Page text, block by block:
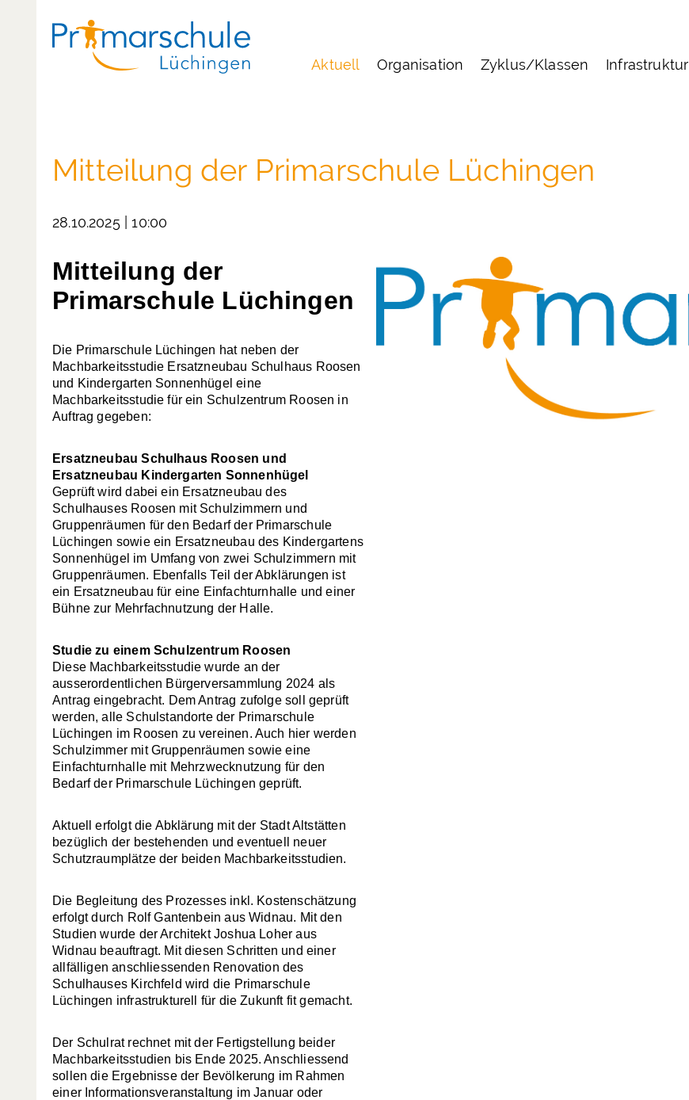
Aktuell Organisation Zyklus/Klassen Infrastruktur
Mitteilung der Primarschule Lüchingen
28.10.2025 | 10:00
Mitteilung der
Primarschule Lüchingen
Die Primarschule Lüchingen hat neben der
Machbarkeitsstudie Ersatzneubau Schulhaus Roosen
und Kindergarten Sonnenhügel eine
Machbarkeitsstudie für ein Schulzentrum Roosen in
Auftrag gegeben:
Ersatzneubau Schulhaus Roosen und
Ersatzneubau Kindergarten Sonnenhügel
Geprüft wird dabei ein Ersatzneubau des
Schulhauses Roosen mit Schulzimmern und
Gruppenräumen für den Bedarf der Primarschule
Lüchingen sowie ein Ersatzneubau des Kindergartens
Sonnenhügel im Umfang von zwei Schulzimmern mit
Gruppenräumen. Ebenfalls Teil der Abklärungen ist
ein Ersatzneubau für eine Einfachturnhalle und einer
Bühne zur Mehrfachnutzung der Halle.
Studie zu einem Schulzentrum Roosen
Diese Machbarkeitsstudie wurde an der
ausserordentlichen Bürgerversammlung 2024 als
Antrag eingebracht. Dem Antrag zufolge soll geprüft
werden, alle Schulstandorte der Primarschule
Lüchingen im Roosen zu vereinen. Auch hier werden
Schulzimmer mit Gruppenräumen sowie eine
Einfachturnhalle mit Mehrzwecknutzung für den
Bedarf der Primarschule Lüchingen geprüft.
Aktuell erfolgt die Abklärung mit der Stadt Altstätten
bezüglich der bestehenden und eventuell neuer
Schutzraumplätze der beiden Machbarkeitsstudien.
Die Begleitung des Prozesses inkl. Kostenschätzung
erfolgt durch Rolf Gantenbein aus Widnau. Mit den
Studien wurde der Architekt Joshua Loher aus
Widnau beauftragt. Mit diesen Schritten und einer
allfälligen anschliessenden Renovation des
Schulhauses Kirchfeld wird die Primarschule
Lüchingen infrastrukturell für die Zukunft fit gemacht.
Der Schulrat rechnet mit der Fertigstellung beider
Machbarkeitsstudien bis Ende 2025. Anschliessend
sollen die Ergebnisse der Bevölkerung im Rahmen
einer Informationsveranstaltung im Januar oder